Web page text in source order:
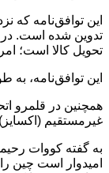
تدوین شده است. در
تحویل کالا است؛
این توافق‌نامه،
همچنین در قلمرو
غیرمستقیم (اکسایز) در قلمرو اتحادیه از ۱۱ فوریه الزامی می‌شود. در مرحله دوم، این الزام به
به گفته کووات
امیدوار است چین